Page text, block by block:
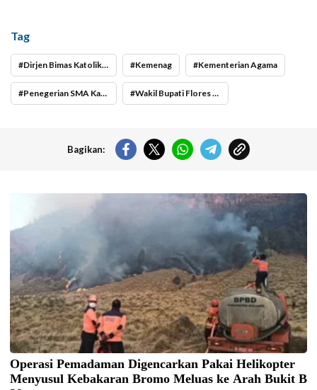
Tag
Dirjen Bimas Katolik Suparman Kemenag Kementerian Agama
Penegerian SMA Katolik Santo Mikhael Flores Timur Wakil Bupati Flores Timur Ignasius Boli Uran
Bagikan:
Operasi pemadaman kebakaran di kawasan Taman Nasional Bromo
Tengger Semeru (TNBTS) terus digencarkan, Jumat (7/8/2026) hari ini.
(Foto: BPBD Kabupaten Malang).
Operasi Pemadaman Digencarkan Pakai Helikopter
Menyusul Kebakaran Bromo Meluas ke Arah Bukit B